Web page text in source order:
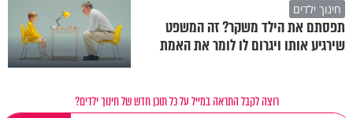
חינוך ילדים
תפסתם את הילד משקר? זה המשפט
שירגיע אותו ויגרום לו לומר את האמת
רוצה לקבל התראה במייל על כל תוכן חדש של חינוך ילדים?